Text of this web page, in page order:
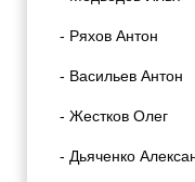
- Ряхов Антон
- Васильев Антон
- Жестков Олег
- Дьяченко